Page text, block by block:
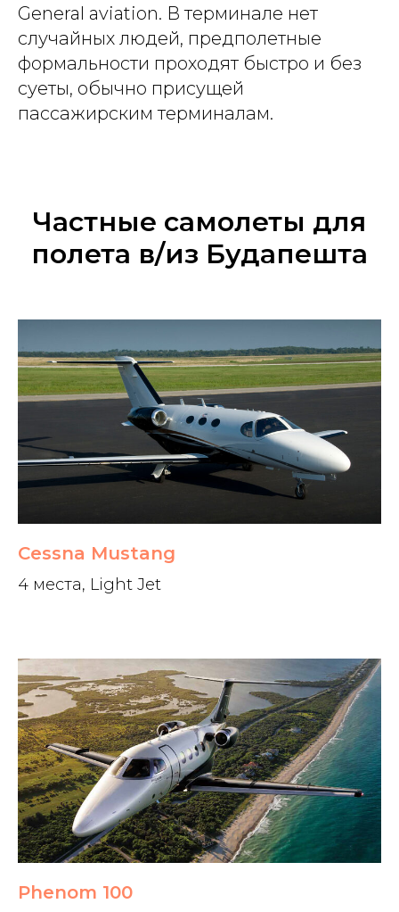
General aviation. В терминале нет
случайных людей, предполетные
формальности проходят быстро и без
суеты, обычно присущей
пассажирским терминалам.
Частные самолеты для
полета в/из Будапешта
Cessna Mustang
4 места, Light Jet
Phenom 100